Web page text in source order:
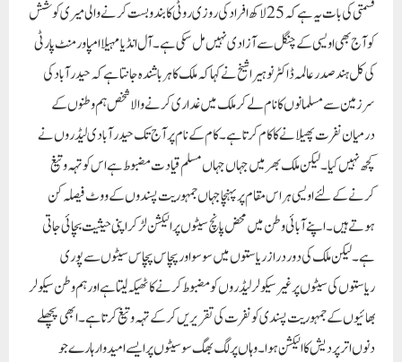
قسمتی کی بات یہ ہے کہ 25لاکھ افراد کی روزی روٹی کا بندوبست کرنے والی میری کوشش
کو آج بھی اویسی کے چنگل سے آزادی نہیں مل سکی ہے۔ آل انڈیا مہیلا امپاور منٹ پارٹی
کی کل ہند صدر عالمہ ڈاکٹر نوہیرا شیخ نے کہا کہ ملک کا ہر باشندہ جانتا ہے کہ حیدر آباد کی
سرزمین سے مسلمانوں کا نام لے کر ملک میں غداری کرنے والا شخص ہم وطنوں کے
درمیان نفرت پھیلانے کا کام کرتا ہے۔ کام کے نام پر آج تک حیدر آبادی لیڈروں نے
کچھ نہیں کیا۔ لیکن ملک بھر میں جہاں جہاں مسلم قیادت مضبوط ہے اس کو تہہ و تیغ
کرنے کے لئے اویسی ہر اس مقام پر پہنچا جہاں جمہوریت پسندوں کے ووٹ فیصلہ کن
ہوتے ہیں۔ اپنے آبائی وطن میں محض پانچ سیٹوں پر الیکشن لڑ کر اپنی حیثیت بچائی جاتی
ہے۔ لیکن ملک کی دور دراز ریاستوں میں سو سو اور پچاس پچاس سیٹوں سے پوری
ریاستوں کی سیٹوں پر غیر سیکولر لیڈروں کو مضبوط کرنے کا ٹھیکہ لیتا ہے اور ہم وطن سیکولر
بھائیوں کے جمہوریت پسندی کو نفرت کی تقریریں کرکے تہہ و تیغ کرتا ہے۔ ابھی پچھلے
دنوں اتر پردیش کا الیکشن ہوا۔ وہاں پر لگ بھگ سو سیٹوں پر ایسے امید وار ہارے جو